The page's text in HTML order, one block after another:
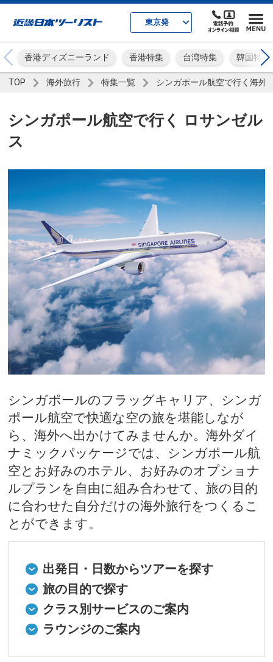
東京発
香港ディズニーランド 香港特集 台湾特集 韓国特集
TOP 海外旅行 特集一覧 シンガポール航空で行く海外
シンガポール航空で行く ロサンゼル
ス
シンガポールのフラッグキャリア、シンガ
ポール航空で快適な空の旅を堪能しなが
ら、海外へ出かけてみませんか。海外ダイ
ナミックパッケージでは、シンガポール航
空とお好みのホテル、お好みのオプショナ
ルプランを自由に組み合わせて、旅の目的
に合わせた自分だけの海外旅行をつくるこ
とができます。
出発日・日数からツアーを探す
旅の目的で探す
クラス別サービスのご案内
ラウンジのご案内